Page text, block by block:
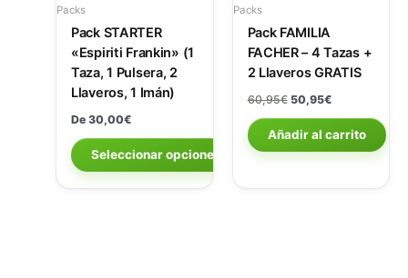
Packs
Pack STARTER
«Espiriti Frankin» (1
Taza, 1 Pulsera, 2
Llaveros, 1 Imán)
De 30,00€
Seleccionar opciones
Packs
Pack FAMILIA
FACHER – 4 Tazas +
2 Llaveros GRATIS
60,95€ 50,95€
Añadir al carrito